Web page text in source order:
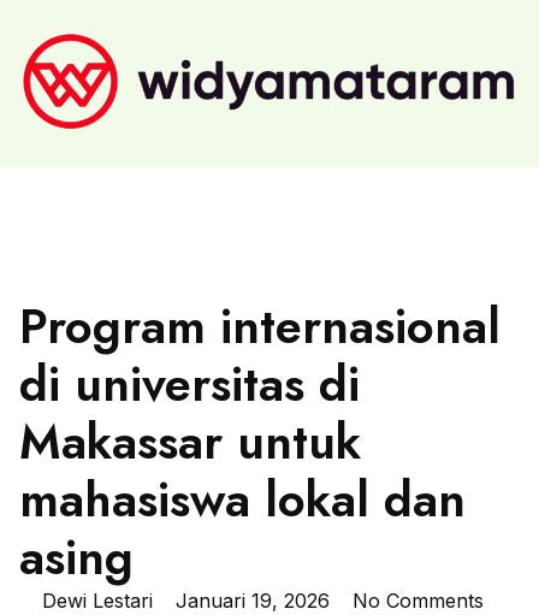
Program internasional
di universitas di
Makassar untuk
mahasiswa lokal dan
asing
Dewi Lestari Januari 19, 2026
No Comments